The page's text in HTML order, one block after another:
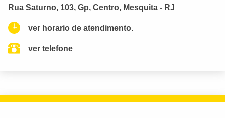
Rua Saturno, 103, Gp, Centro, Mesquita - RJ
ver horario de atendimento.
ver telefone